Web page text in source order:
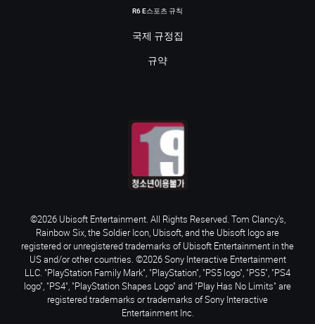
R6 E스포츠 규칙
국제 규정집
규약
©2026 Ubisoft Entertainment. All Rights Reserved. Tom Clancy’s,
Rainbow Six, the Soldier Icon, Ubisoft, and the Ubisoft logo are
registered or unregistered trademarks of Ubisoft Entertainment in the
US and/or other countries. ©2026 Sony Interactive Entertainment
LLC. "PlayStation Family Mark", "PlayStation", "PS5 logo", "PS5", "PS4
logo", "PS4", "PlayStation Shapes Logo" and "Play Has No Limits" are
registered trademarks or trademarks of Sony Interactive
Entertainment Inc.